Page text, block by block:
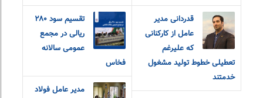
قدردانی مدیر
عامل از کارکنانی
که علیرغم
تعطیلی خطوط تولید مشغول
خدمتند
تقسیم سود ۲۸۰
ریالی در مجمع
عمومی سالانه
فخاس
مدير عامل فولاد